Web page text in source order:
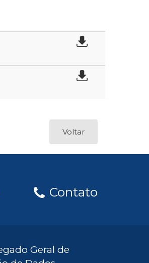
Voltar
Contato
Geral de